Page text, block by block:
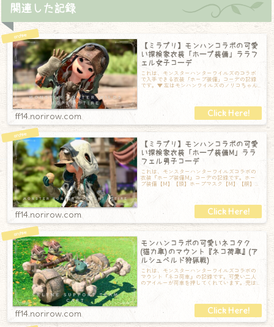
関連した記録
【ミラプリ】モンハンコラボの可愛
い探検家衣装「ホープ装備」ララフ
ェル女子コーデ
これは、モンスターハンターワイルズのコラボ
で入手できる衣装「ホープ装備」コーデの記録
です。▼ 左はモンハンワイルズのノリコちゃん
ff14.norirow.com
【ミラプリ】モンハンコラボの可愛
い探検家衣装「ホープ装備M」ララ
フェル男子コーデ
これは、モンスターハンターワイルズコラボの
衣装『ホープ装備M』コーデの記録です。ホー
プ装備【M】【頭】ホープマスク【M】【胴】ホ
ff14.norirow.com
モンハンコラボの可愛いネコタク
(猫力車) のマウント『ネコ荷車』(ア
ルシュベルド狩猟戦)
これは、モンスターハンターワイルズコラボの
マウント『ネコ荷車』の記録です。可愛い二人
のアイルーが荷車を押してくれています。兜は
ff14.norirow.com